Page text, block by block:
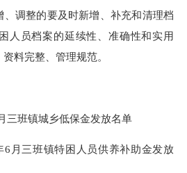
、调整的要及时新增、补充和清理档
人员档案的延续性、准确性和实用
料完整、管理规范。
三班镇城乡低保金发放名单
6 月 三班镇特困人员供养补助金发放